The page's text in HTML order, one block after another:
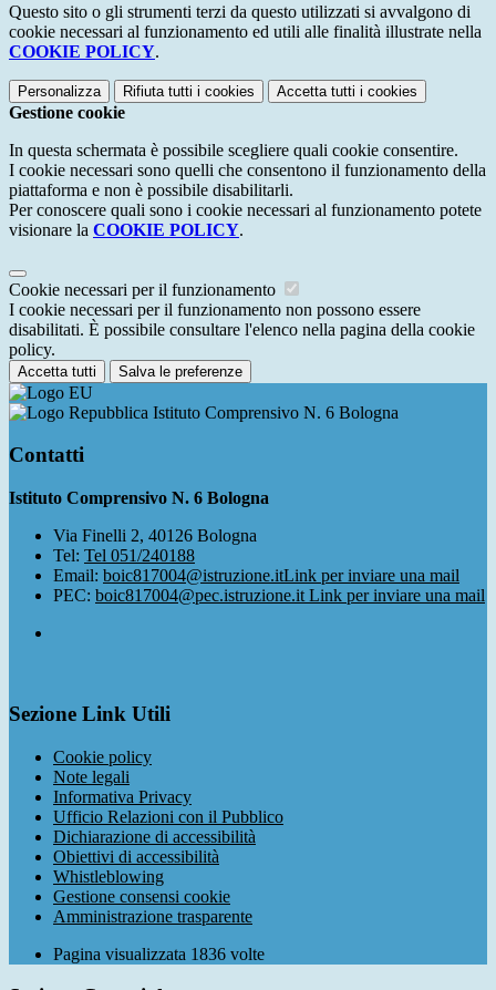
Questo sito o gli strumenti terzi da questo utilizzati si avvalgono di
cookie necessari al funzionamento ed utili alle finalità illustrate nella
COOKIE POLICY.
Personalizza Rifiuta tutti i cookies Accetta tutti i cookies
Gestione cookie
In questa schermata è possibile scegliere quali cookie consentire.
I cookie necessari sono quelli che consentono il funzionamento della
piattaforma e non è possibile disabilitarli.
Per conoscere quali sono i cookie necessari al funzionamento potete
visionare la COOKIE POLICY.
Cookie necessari per il funzionamento
I cookie necessari per il funzionamento non possono essere
disabilitati. È possibile consultare l'elenco nella pagina della cookie
policy.
Accetta tutti Salva le preferenze
Istituto Comprensivo N. 6 Bologna
Contatti
Istituto Comprensivo N. 6 Bologna
Via Finelli 2, 40126 Bologna
Tel: Tel 051/240188
Email: boic817004@istruzione.itLink per inviare una mail
PEC: boic817004@pec.istruzione.it Link per inviare una mail
Sezione Link Utili
Cookie policy
Note legali
Informativa Privacy
Ufficio Relazioni con il Pubblico
Dichiarazione di accessibilità
Obiettivi di accessibilità
Whistleblowing
Gestione consensi cookie
Amministrazione trasparente
Pagina visualizzata 1836 volte